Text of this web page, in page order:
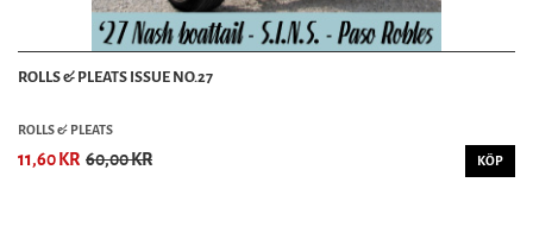
ROLLS & PLEATS ISSUE NO.27
ROLLS & PLEATS
11,60 KR 60,00 KR KÖP